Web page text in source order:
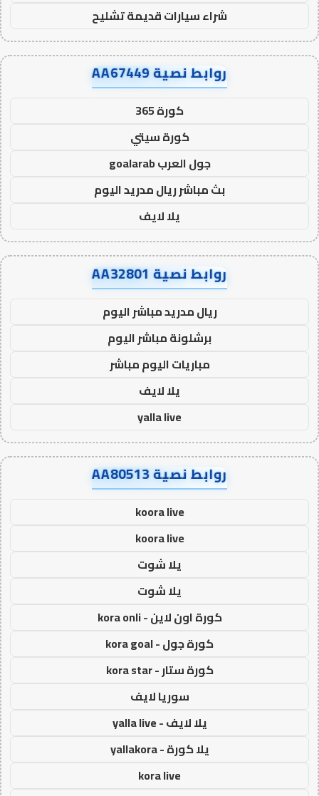
شراء سيارات قديمة تشليح
روابط نصية AA67449
كورة 365
كورة سيتي
جول العرب goalarab
بث مباشر ريال مدريد اليوم
يلا لايف
روابط نصية AA32801
ريال مدريد مباشر اليوم
برشلونة مباشر اليوم
مباريات اليوم مباشر
يلا لايف
yalla live
روابط نصية AA80513
koora live
koora live
يلا شوت
يلا شوت
كورة اون لاين - kora onli
كورة جول - kora goal
كورة ستار - kora star
سوريا لايف
يلا لايف - yalla live
يلا كورة - yallakora
kora live